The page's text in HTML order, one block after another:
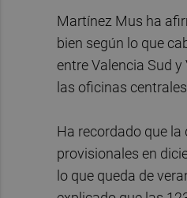
Martínez Mus ha
bien según lo que
entre Valencia Sud
las oficinas
Ha recordado que
provisionales en
lo que queda de